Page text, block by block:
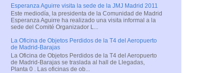
Esperanza Aguirre visita la sede de la JMJ Madrid 2011
Este mediodía, la presidenta de la Comunidad de Madrid
Esperanza Aguirre ha realizado una visita informal a la
sede del Comité Organizador L...
La Oficina de Objetos Perdidos de la T4 del Aeropuerto
de Madrid-Barajas
La Oficina de Objetos Perdidos de la T4 del Aeropuerto
de Madrid-Barajas se traslada al hall de Llegadas,
Planta 0 . Las oficinas de ob...